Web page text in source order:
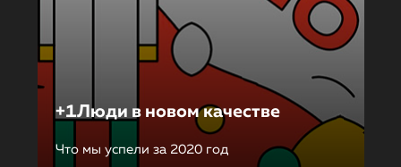
+1Люди в новом качестве
Что мы успели за 2020 год